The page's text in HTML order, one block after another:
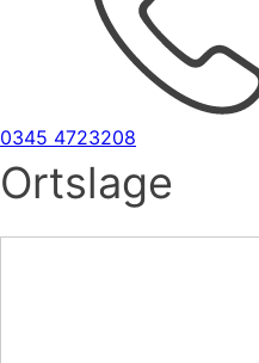
0345 4723208
Ortslage